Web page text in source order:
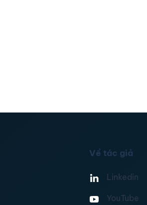
Về tác giả
Linkedin
YouTube